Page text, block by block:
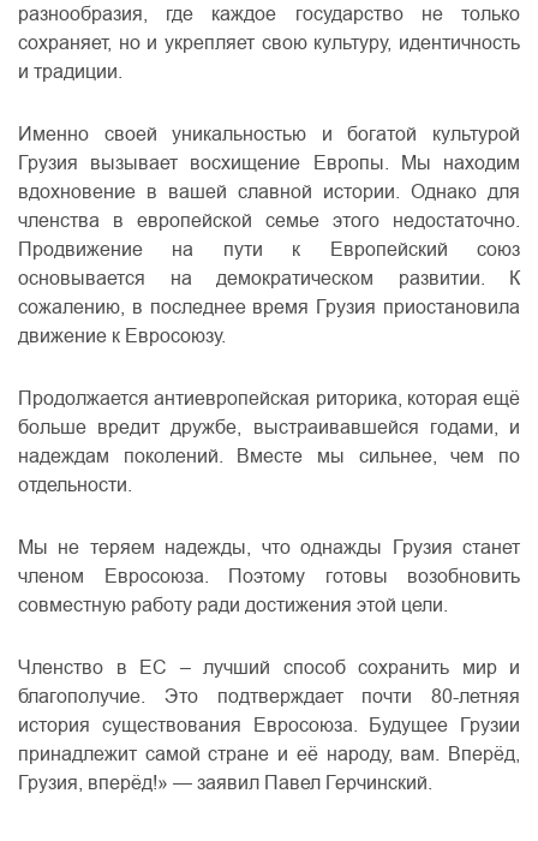
разнообразия, где каждое государство не только
сохраняет, но и укрепляет свою культуру, идентичность
и традиции.
Именно своей уникальностью и богатой культурой
Грузия вызывает восхищение Европы. Мы находим
вдохновение в вашей славной истории. Однако для
членства в европейской семье этого недостаточно.
Продвижение на пути к Европейский союз
основывается на демократическом развитии. К
сожалению, в последнее время Грузия приостановила
движение к Евросоюзу.
Продолжается антиевропейская риторика, которая ещё
больше вредит дружбе, выстраивавшейся годами, и
надеждам поколений. Вместе мы сильнее, чем по
отдельности.
Мы не теряем надежды, что однажды Грузия станет
членом Евросоюза. Поэтому готовы возобновить
совместную работу ради достижения этой цели.
Членство в ЕС – лучший способ сохранить мир и
благополучие. Это подтверждает почти 80-летняя
история существования Евросоюза. Будущее Грузии
принадлежит самой стране и её народу, вам. Вперёд,
Грузия, вперёд!» — заявил Павел Герчинский.